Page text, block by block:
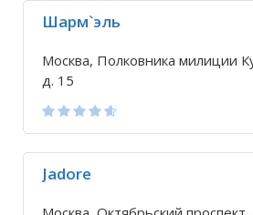
Шарм`эль
Москва, Полковника милиции
д. 15
Jadore